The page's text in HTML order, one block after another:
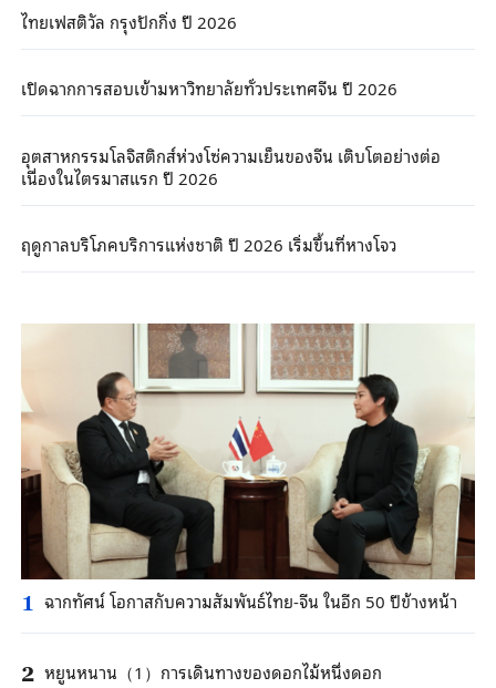
ไทยเฟสติวัล กรุงปักกิ่ง ปี 2026
เปิดฉากการสอบเข้ามหาวิทยาลัยทั่วประเทศจีน ปี 2026
อุตสาหกรรมโลจิสติกส์ห่วงโซ่ความเย็นของจีน เติบโตอย่างต่อ
เนื่องในไตรมาสแรก ปี 2026
ฤดูกาลบริโภคบริการแห่งชาติ ปี 2026 เริ่มขึ้นที่หางโจว
1 ฉากทัศน์ โอกาสกับความสัมพันธ์ไทย-จีน ในอีก 50 ปีข้างหน้า
2 หยูนหนาน（1）การเดินทางของดอกไม้หนึ่งดอก